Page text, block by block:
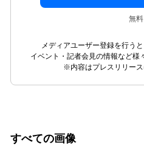
無料
メディアユーザー登録を行う
イベント・記者会見の情報など様
※内容はプレスリリース
すべての画像